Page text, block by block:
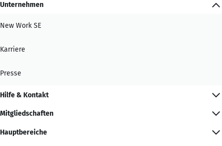
Unternehmen
New Work SE
Karriere
Presse
Hilfe & Kontakt
Mitgliedschaften
Hauptbereiche